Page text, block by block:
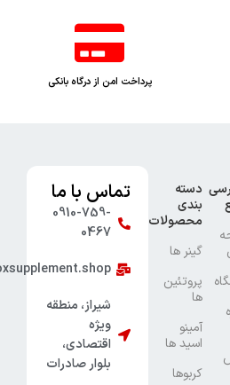
پرداخت امن از درگاه بانکی
دسته
بندی
محصولات
گینر ها
پروتئین
ها
آمینو
اسید ها
کربوها
تماس با ما
0910-759-
0467
شیراز، منطقه
ویژه
اقتصادی،
بلوار صادرات